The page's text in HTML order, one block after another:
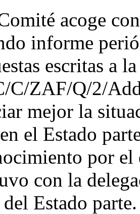
acoge
informe
escritas a
C/ZAF/Q/2/
mejor la
el Estado
por
con la
Estado parte.